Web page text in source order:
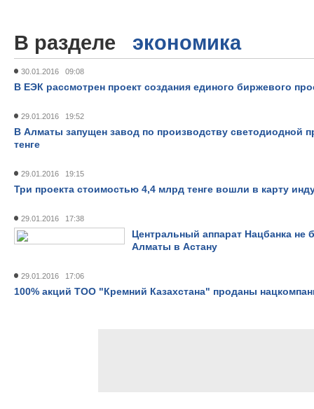
В разделе экономика
30.01.2016 09:08
В ЕЭК рассмотрен проект создания единого биржевого
29.01.2016 19:52
В Алматы запущен завод по производству светодиодной
тенге
29.01.2016 19:15
Три проекта стоимостью 4,4 млрд тенге вошли в карту
29.01.2016 17:38
Центральный аппарат Нацбанка не
Алматы в Астану
29.01.2016 17:06
100% акций ТОО "Кремний Казахстана" проданы